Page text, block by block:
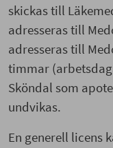
skickas till
adresseras till
adresseras till
timmar
Sköndal som
undvikas.
En generell licens